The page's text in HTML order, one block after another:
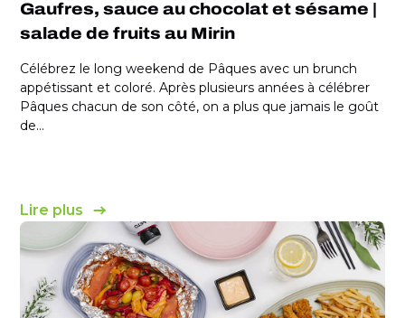
Gaufres, sauce au chocolat et sésame |
salade de fruits au Mirin
Célébrez le long weekend de Pâques avec un brunch
appétissant et coloré. Après plusieurs années à célébrer
Pâques chacun de son côté, on a plus que jamais le goût
de...
Lire plus